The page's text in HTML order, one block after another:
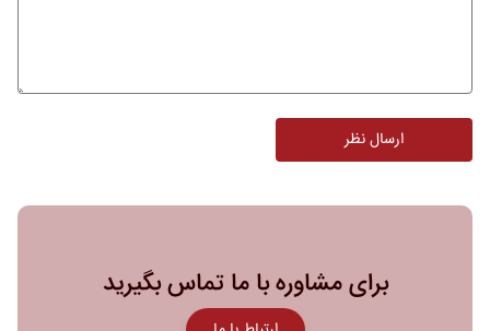
برای مشاوره با ما تماس بگیرید